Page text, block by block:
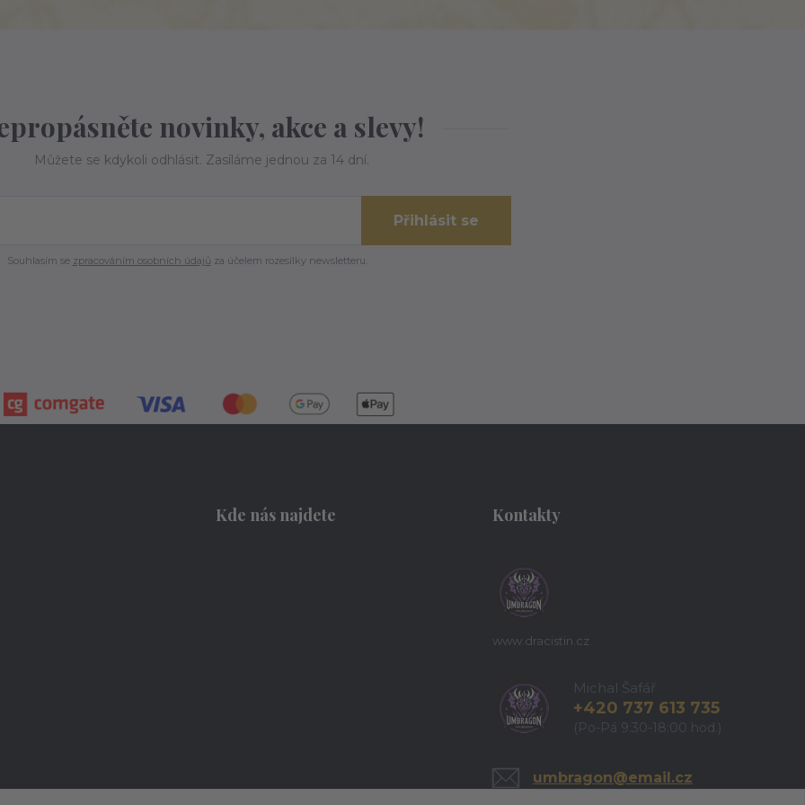
novinky, akce a slevy!
Můžete se kdykoli odhlásit. Zasíláme jednou za 14 dní.
Přihlásit se
Souhlasím se zpracováním osobních údajů za účelem rozesílky newsletteru.
Kde nás najdete Kontakty
www.dracistin.cz
Michal Šafář
+420 737 613 735
(Po-Pá 9:30-18:00 hod.)
umbragon@email.cz